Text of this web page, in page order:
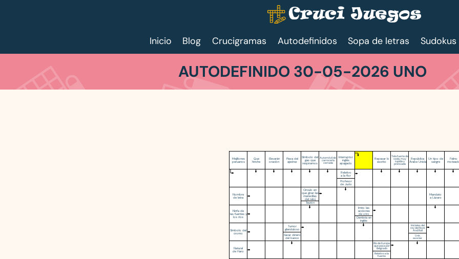
Inicio Blog Crucigramas Autodefinidos Sopa de letras Sudokus
AUTODEFINIDO 30-05-2026 UNO
Mejillones
peruanos
Que
hinche
Elevarán
oración
Pieza del
ajedrez
Símbolo del
gas que
respiramos
Automóvil de
carrocería
cerrada
Interruptor
inglés
apagado
Repasar lo
escrito
Tela fuerte de
seda, muy
tupida y
prensada
República
Árabe Unida
Un tipo de
sangre
Felino
Relativo
a la flor
Profesor
de Judo
Nombre
de letra
Círculo en
que giran las
manecillas
del reloj
Teutón
Mandato
a Lázaro
Ninfa de
las fuentes y
los ríos
Imito las
acciones
de otro
Dentista en
inglés
Símbolo del
cromo
Tumor
glanduloso
Sacar dinero
del banco
Iniciales del
rey del Rock
And Roll
Unir,
asociar
Natural
de Haro
Río de Europa
que pasa por
Belgrado
Relativo a la
fuente